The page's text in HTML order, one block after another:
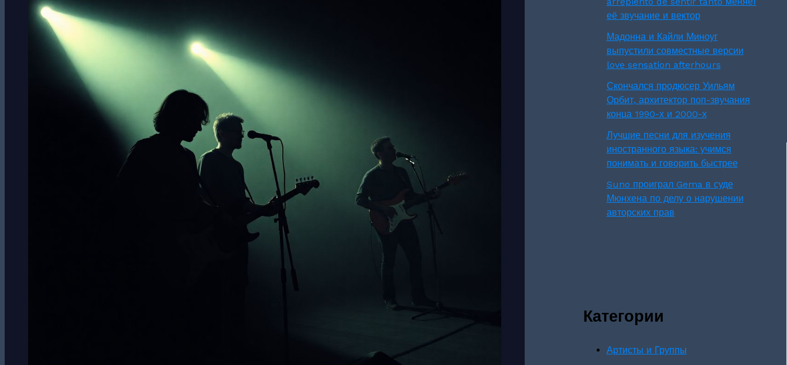
её звучание и вектор
Мадонна и Кайли Миноуг
выпустили совместные версии
love sensation afterhours
Скончался продюсер Уильям
Орбит, архитектор поп-звучания
конца 1990-х и 2000-х
Лучшие песни для изучения
иностранного языка: учимся
понимать и говорить быстрее
Suno проиграл Gema в суде
Мюнхена по делу о нарушении
авторских прав
Категории
Артисты и Группы